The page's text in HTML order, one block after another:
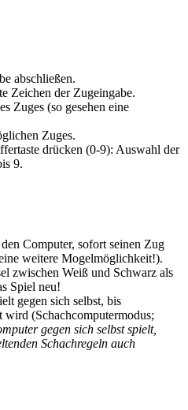
abschließen.
Zeichen der Zugeingabe.
Zuges (so gesehen eine
Zuges.
drücken (0-9): Auswahl der
9.
Computer, sofort seinen Zug
weitere Mogelmöglichkeit!).
zwischen Weiß und Schwarz als
Spiel neu!
gegen sich selbst, bis
wird (Schachcomputermodus;
gegen sich selbst spielt,
Schachregeln auch